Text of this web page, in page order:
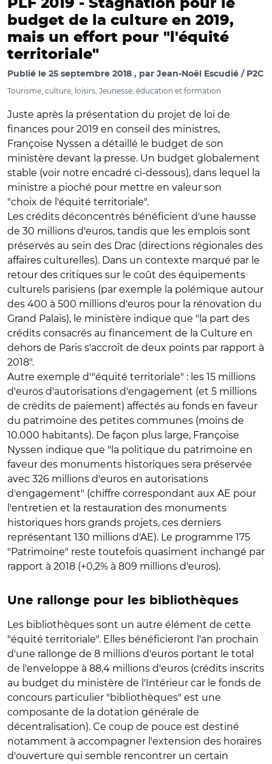
PLF 2019 - Stagnation pour le
budget de la culture en 2019,
mais un effort pour "l'équité
territoriale"
Publié le 25 septembre 2018 par Jean-Noël Escudié / P2C
Tourisme, culture, loisirs, Jeunesse, éducation et formation
Juste après la présentation du projet de loi de
finances pour 2019 en conseil des ministres,
Françoise Nyssen a détaillé le budget de son
ministère devant la presse. Un budget globalement
stable (voir notre encadré ci-dessous), dans lequel la
ministre a pioché pour mettre en valeur son
"choix de l'équité territoriale".
Les crédits déconcentrés bénéficient d'une hausse
de 30 millions d'euros, tandis que les emplois sont
préservés au sein des Drac (directions régionales des
affaires culturelles). Dans un contexte marqué par le
retour des critiques sur le coût des équipements
culturels parisiens (par exemple la polémique autour
des 400 à 500 millions d'euros pour la rénovation du
Grand Palais), le ministère indique que "la part des
crédits consacrés au financement de la Culture en
dehors de Paris s'accroît de deux points par rapport à
2018".
Autre exemple d'"équité territoriale" : les 15 millions
d'euros d'autorisations d'engagement (et 5 millions
de crédits de paiement) affectés au fonds en faveur
du patrimoine des petites communes (moins de
10.000 habitants). De façon plus large, Françoise
Nyssen indique que "la politique du patrimoine en
faveur des monuments historiques sera préservée
avec 326 millions d'euros en autorisations
d'engagement" (chiffre correspondant aux AE pour
l'entretien et la restauration des monuments
historiques hors grands projets, ces derniers
représentant 130 millions d'AE). Le programme 175
"Patrimoine" reste toutefois quasiment inchangé par
rapport à 2018 (+0,2% à 809 millions d'euros).
Une rallonge pour les bibliothèques
Les bibliothèques sont un autre élément de cette
"équité territoriale". Elles bénéficieront l'an prochain
d'une rallonge de 8 millions d'euros portant le total
de l'enveloppe à 88,4 millions d'euros (crédits inscrits
au budget du ministère de l'Intérieur car le fonds de
concours particulier "bibliothèques" est une
composante de la dotation générale de
décentralisation). Ce coup de pouce est destiné
notamment à accompagner l'extension des horaires
d'ouverture qui semble rencontrer un certain